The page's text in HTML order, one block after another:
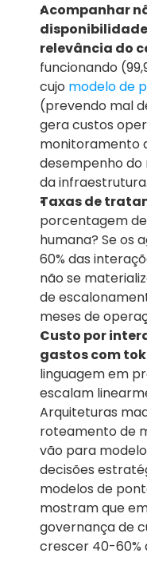
Acompanhar
relevância do
funcionando
cujo modelo de
(prevendo mal
gera custos
monitoramento
desempenho do
da infraestrutura.
Taxas de
porcentagem
humana? Se os
60% das
não se
de
meses de
Custo por
gastos com
linguagem em
escalam
Arquiteturas
roteamento de
vão para
decisões
modelos de
mostram que
governança de
crescer 40-60%